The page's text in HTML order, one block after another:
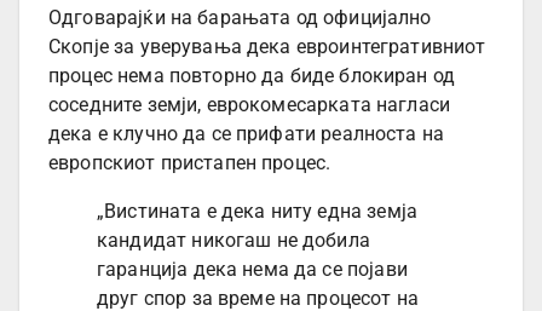
Одговарајќи на барањата од официјално
Скопје за уверувања дека евроинтегративниот
процес нема повторно да биде блокиран од
соседните земји, еврокомесарката нагласи
дека е клучно да се прифати реалноста на
европскиот пристапен процес.
„Вистината е дека ниту една земја
кандидат никогаш не добила
гаранција дека нема да се појави
друг спор за време на процесот на